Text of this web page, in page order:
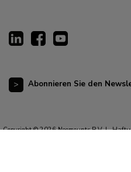
Abonnieren Sie den
Copyright © 2026 Neomounts B.V. |